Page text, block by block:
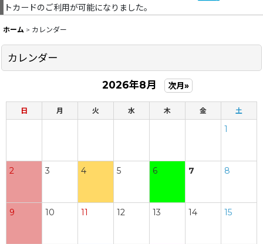
トカードのご利用が可能になりました。
ホーム > カレンダー
カレンダー
2026年8月 次月»
日 月 火 水 木 金 土
1
2 3 4 5 6 7 8
9 10 11 12 13 14 15